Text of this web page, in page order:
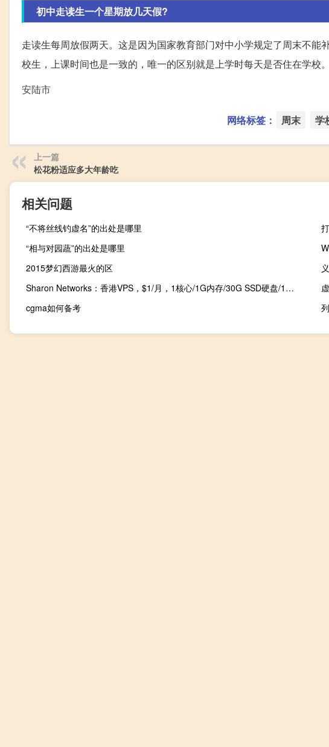
初中走读生一个星期放几天假?
走读生每周放假两天。这是因为国家教育部门对中小学规定了周末不
校生，上课时间也是一致的，唯一的区别就是上学时每天是否住在学校。
安陆市
网络标签： 周末 学
上一篇
松花粉适应多大年龄吃
相关问题
“不将丝线钓虚名”的出处是哪里
“相与对园蔬”的出处是哪里
2015梦幻西游最火的区
Sharon Networks：香港VPS，$1/月，1核心/1G内存/30G SSD硬盘/1T流量/4Gbps带宽
cgma如何备考